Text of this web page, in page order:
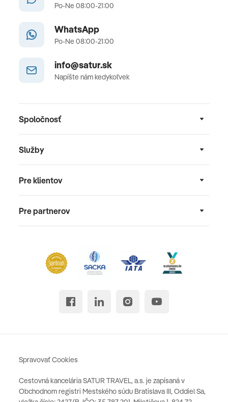
Po-Ne 08:00-21:00
WhatsApp
Po-Ne 08:00-21:00
info@satur.sk
Napíšte nám kedykoľvek
Spoločnosť
Služby
Pre klientov
Pre partnerov
Cestovná kancelária SATUR TRAVEL, a.s. je zapísaná v
Obchodnom registri Mestského súdu Bratislava III, Oddiel Sa,
Spravovať Cookies